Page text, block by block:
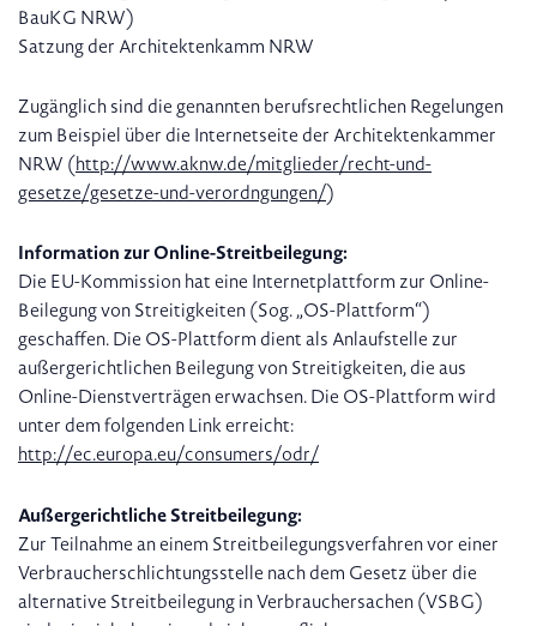
BauKG NRW)
Satzung der Architektenkamm NRW
Zugänglich sind die genannten berufsrechtlichen Regelungen
zum Beispiel über die Internetseite der Architektenkammer
NRW (http://www.aknw.de/mitglieder/recht-und-
gesetze/gesetze-und-verordngungen/)
Information zur Online-Streitbeilegung:
Die EU-Kommission hat eine Internetplattform zur Online-
Beilegung von Streitigkeiten (Sog. „OS-Plattform“)
geschaffen. Die OS-Plattform dient als Anlaufstelle zur
außergerichtlichen Beilegung von Streitigkeiten, die aus
Online-Dienstverträgen erwachsen. Die OS-Plattform wird
unter dem folgenden Link erreicht:
http://ec.europa.eu/consumers/odr/
Außergerichtliche Streitbeilegung:
Zur Teilnahme an einem Streitbeilegungsverfahren vor einer
Verbraucherschlichtungsstelle nach dem Gesetz über die
alternative Streitbeilegung in Verbrauchersachen (VSBG)